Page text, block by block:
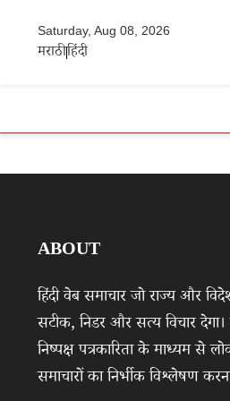
Saturday, Aug 08, 2026
मराठीहिंदी
ABOUT
हिंदी वेब समाचार जो राज्य और
सटीक, निडर और सत्य विचार देगा।
निष्पक्ष पत्रकारिता के माध्यम से
समाचारों का निर्भीक विश्लेषण